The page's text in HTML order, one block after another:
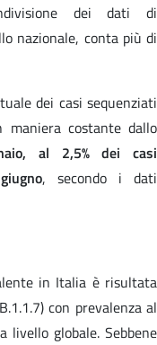
dei dati di
nazionale, conta più di
dei casi sequenziati
maniera costante dallo
al 2,5% dei casi
, secondo i dati
in Italia è risultata
con prevalenza al
livello globale. Sebbene